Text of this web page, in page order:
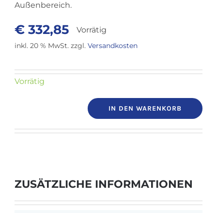
Außenbereich.
€332,85 Vorrätig
inkl. 20 % MwSt. zzgl. Versandkosten
Vorrätig
IN DEN WARENKORB
ZUSÄTZLICHE INFORMATIONEN